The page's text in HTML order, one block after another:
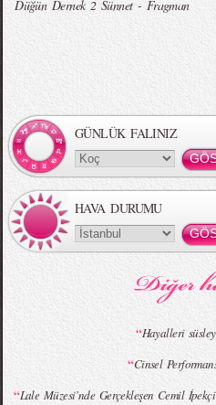
MBFWI - Gülçin Çengel 2015 Yaz
MBFWI - Giray Sepin 2015 Yaz Koleksiyonu
Düğün Dernek 2 Sünnet - Fragman
GÜNLÜK FALINIZ
HAVA DURUMU
“Hayalleri
“Cinsel
“Lale Müzesi’nde Gerçekleşen Cemil